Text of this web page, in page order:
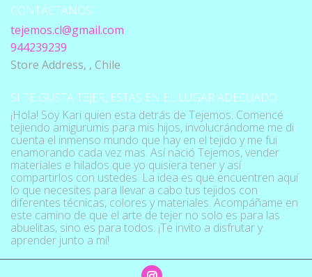
CONTÁCTANOS
tejemos.cl@gmail.com
944239239
Store Address, , Chile
SI TE GUSTA TEJER, ESTAS EN EL LUGAR ADECUADO
¡Hola! Soy Kari quien esta detrás de Tejemos. Comencé
tejiendo amigurumis para mis hijos, involucrándome me di
cuenta el inmenso mundo que hay en el tejido y me fui
enamorando cada vez mas. Así nació Tejemos, vender
materiales e hilados que yo quisiera tener y así
compartirlos con ustedes. La idea es que encuentren aquí
lo que necesites para llevar a cabo tus tejidos con
diferentes técnicas, colores y materiales. Acompáñame en
este camino de que el arte de tejer no solo es para las
abuelitas, sino es para todos. ¡Te invito a disfrutar y
aprender junto a mí!